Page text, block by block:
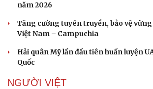
năm 2026
Tăng cường tuyên truyền, bảo vệ
Việt Nam – Campuchia
Hải quân Mỹ lần đầu tiên huấn luyện
Quốc
NGƯỜI VIỆT